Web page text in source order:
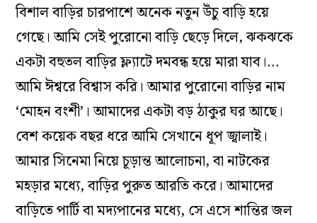
বিশাল বাড়ির চারপাশে অনেক নতুন উঁচু বাড়ি হয়ে
গেছে। আমি সেই পুরোনো বাড়ি ছেড়ে দিলে, ঝকঝকে
একটা বহুতল বাড়ির ফ্ল্যাটে দমবন্ধ হয়ে মারা যাব।…
আমি ঈশ্বরে বিশ্বাস করি। আমার পুরোনো বাড়ির নাম
‘মোহন বংশী’। আমাদের একটা বড় ঠাকুর ঘর আছে।
বেশ কয়েক বছর ধরে আমি সেখানে ধূপ জ্বালাই।
আমার সিনেমা নিয়ে চূড়ান্ত আলোচনা, বা নাটকের
মহড়ার মধ্যে, বাড়ির পুরুত আরতি করে। আমাদের
বাড়িতে পার্টি বা মদ্যপানের মধ্যে, সে এসে শান্তির জল